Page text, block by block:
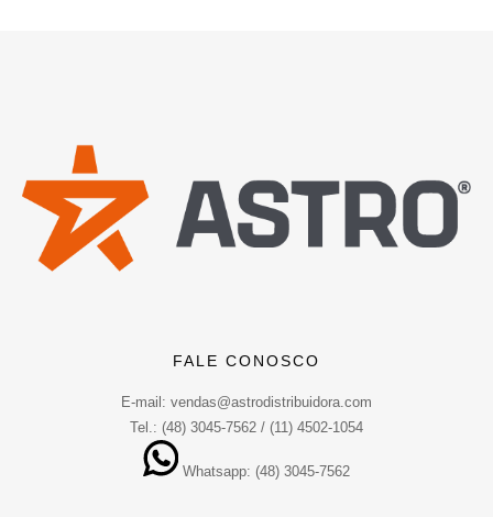
FALE CONOSCO
E-mail: vendas@astrodistribuidora.com
Tel.: (48) 3045-7562 / (11) 4502-1054
Whatsapp: (48) 3045-7562